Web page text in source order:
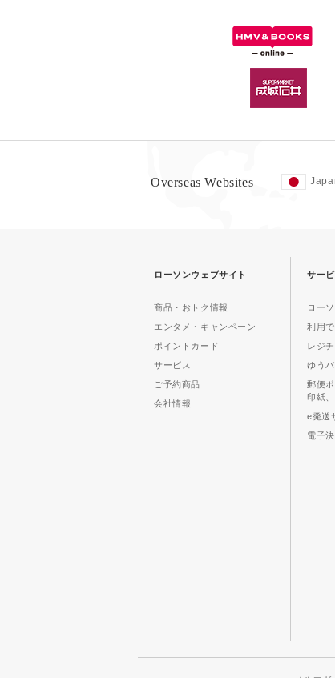
Overseas Websites
ローソンウェブサイト
商品・おトク情報
エンタメ・キャンペーン
ポイントカード
サービス
ご予約商品
会社情報
サー
ロー
利用
レジ
ゆう
郵便
印紙
e発送
電子